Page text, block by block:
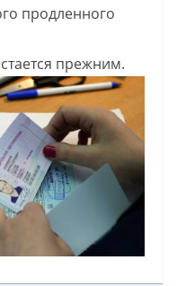
продленного
прежним.